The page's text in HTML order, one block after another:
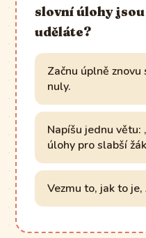
slovní úlohy jsou
uděláte?
Začnu úplně
nuly.
Napíšu jednu větu:
úlohy pro slabší
Vezmu to, jak to